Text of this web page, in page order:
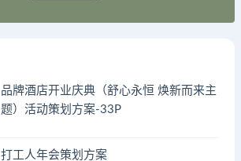
品牌酒店开业庆典（舒心永恒 焕新而来主
题）活动策划方案-33P
打工人年会策划方案